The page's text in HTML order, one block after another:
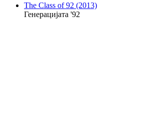
The Class of 92 (2013)
Генерацијата '92